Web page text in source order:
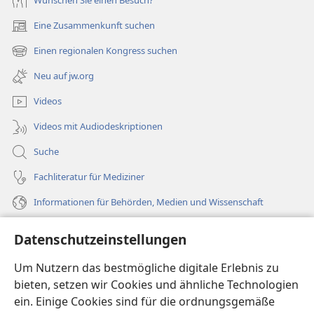
Datenschutzeinstellungen
Um Nutzern das bestmögliche digitale Erlebnis zu
bieten, setzen wir Cookies und ähnliche Technologien
ein. Einige Cookies sind für die ordnungsgemäße
Eine Zusammenkunft suchen
(öffnet
neues
Fenster)
Einen regionalen Kongress suchen
(öffnet
neues
Fenster)
Neu auf jw.org
Videos
Videos mit Audiodeskriptionen
Suche
Fachliteratur für Mediziner
Informationen für Behörden, Medien und Wissenschaft
Spenden
(öffnet
neues
Fenster)Wachtturm ONLINE-BIBLIOTHEK
(öffnet